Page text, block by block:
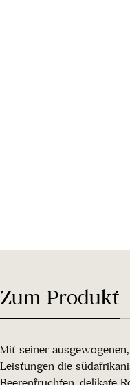
Zum Produkt
Mit seiner
Leistungen die
Beerenfrüchten, delikate